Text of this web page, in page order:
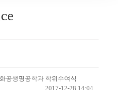
공생명공학과 학위수여식
2017-12-28 14:04